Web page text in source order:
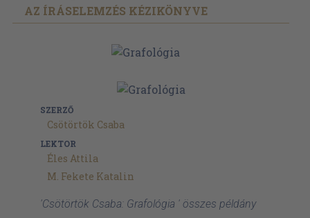
AZ ÍRÁSELEMZÉS KÉZIKÖNYVE
SZERZŐ
Csötörtök Csaba
LEKTOR
Éles Attila
M. Fekete Katalin
'Csötörtök Csaba: Grafológia ' összes példány